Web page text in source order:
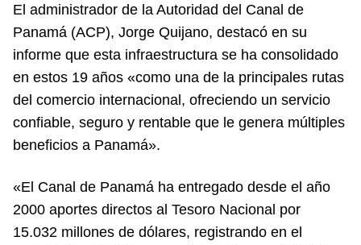
El administrador de la Autoridad del Canal de
Panamá (ACP), Jorge Quijano, destacó en su
informe que esta infraestructura se ha consolidado
en estos 19 años «como una de la principales rutas
del comercio internacional, ofreciendo un servicio
confiable, seguro y rentable que le genera múltiples
beneficios a Panamá».
«El Canal de Panamá ha entregado desde el año
2000 aportes directos al Tesoro Nacional por
15.032 millones de dólares, registrando en el